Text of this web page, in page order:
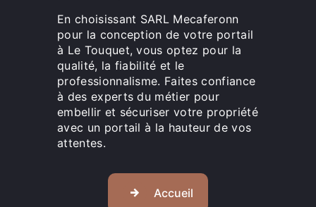
En choisissant SARL Mecaferonn
pour la conception de votre portail
à Le Touquet, vous optez pour la
qualité, la fiabilité et le
professionnalisme. Faites confiance
à des experts du métier pour
embellir et sécuriser votre propriété
avec un portail à la hauteur de vos
attentes.
Accueil